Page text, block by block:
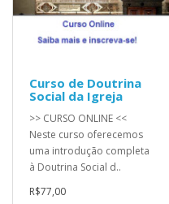
Curso de Doutrina
Social da Igreja
>> CURSO ONLINE <<
Neste curso oferecemos
uma introdução completa
à Doutrina Social d..
R$77,00